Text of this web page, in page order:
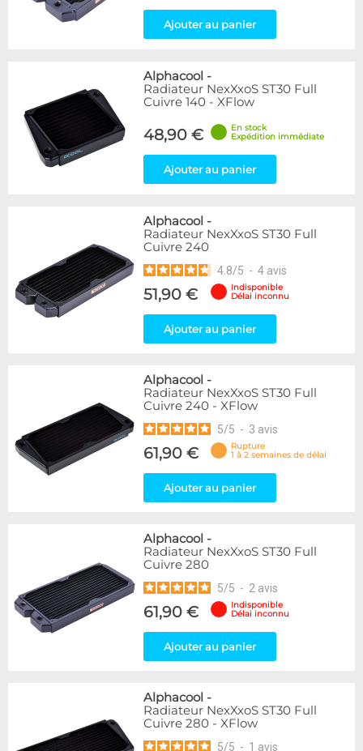
Ajouter au panier
Alphacool -
Radiateur NexXxoS ST30 Full
Cuivre 140 - XFlow
48,90 €
En stock
Expédition immédiate
Ajouter au panier
Alphacool -
Radiateur NexXxoS ST30 Full
Cuivre 240
4.8/5 - 4 avis
51,90 €
Indisponible
Délai inconnu
Ajouter au panier
Alphacool -
Radiateur NexXxoS ST30 Full
Cuivre 240 - XFlow
5/5 - 3 avis
61,90 €
Rupture
1 à 2 semaines de délai
Ajouter au panier
Alphacool -
Radiateur NexXxoS ST30 Full
Cuivre 280
5/5 - 2 avis
61,90 €
Indisponible
Délai inconnu
Ajouter au panier
Alphacool -
Radiateur NexXxoS ST30 Full
Cuivre 280 - XFlow
5/5 - 1 avis